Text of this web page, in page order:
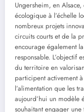
Ungersheim, en
écologique à l’échelle
nombreux projets
circuits courts et de la
encourage également
responsable. L’objectif
du territoire en
participent activement
l’alimentation que les
aujourd’hui un modèle
souhaitant engager